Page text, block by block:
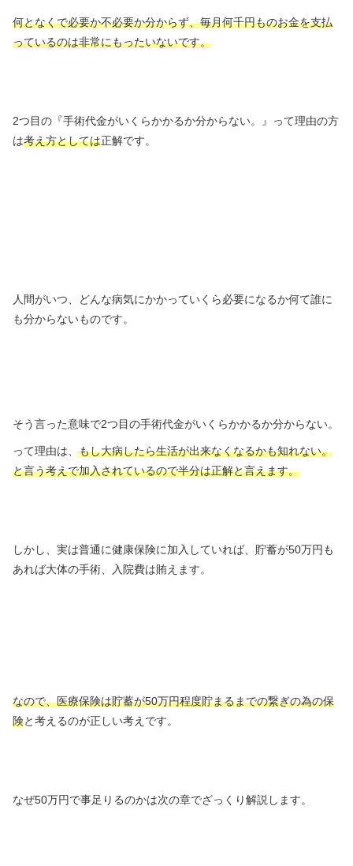
何となくで必要か不必要か分からず、毎月何千円ものお金を支払
っているのは非常にもったいないです。
2つ目の『手術代金がいくらかかるか分からない。』って理由の方
は考え方としては正解です。
人間がいつ、どんな病気にかかっていくら必要になるか何て誰に
も分からないものです。
そう言った意味で2つ目の手術代金がいくらかかるか分からない。
って理由は、 もし大病したら生活が出来なくなるかも知れない。
と言う考えで加入されているので半分は正解と言えます。
しかし、実は普通に健康保険に加入していれば、貯蓄が50万円も
あれば大体の手術、入院費は賄えます。
なので、医療保険は貯蓄が50万円程度貯まるまでの繋ぎの為の保
険と考えるのが正しい考えです。
なぜ50万円で事足りるのかは次の章でざっくり解説します。